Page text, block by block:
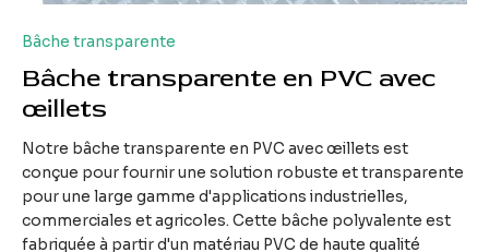
Bâche transparente
Bâche transparente en PVC avec
œillets
Notre bâche transparente en PVC avec œillets est
conçue pour fournir une solution robuste et transparente
pour une large gamme d'applications industrielles,
commerciales et agricoles. Cette bâche polyvalente est
fabriquée à partir d'un matériau PVC de haute qualité